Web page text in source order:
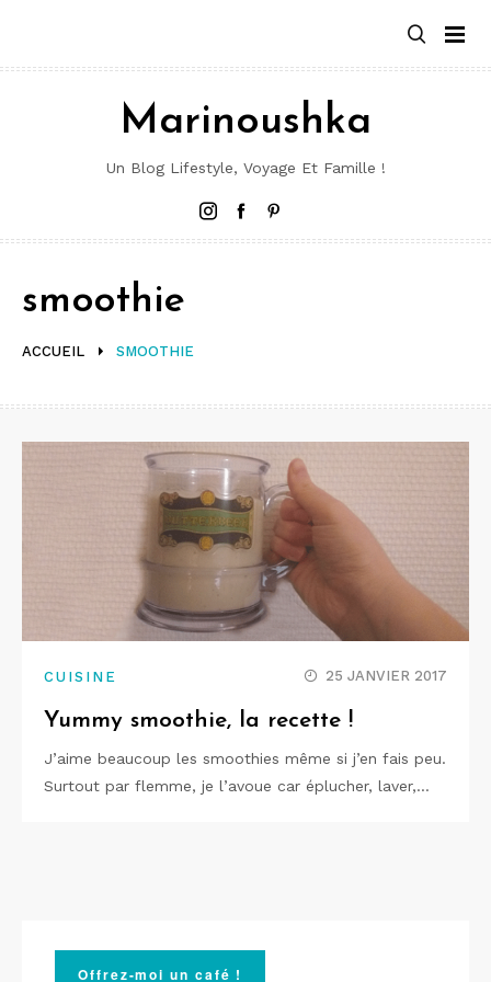
contenu
Marinoushka
Un Blog Lifestyle, Voyage Et Famille !
Instagram
Facebook
ACCUEIL SMOOTHIE
smoothie
CUISINE 25 JANVIER 2017
Yummy smoothie, la recette !
J’aime beaucoup les smoothies même si j’en fais peu.
Surtout par flemme, je l’avoue car éplucher, laver,…